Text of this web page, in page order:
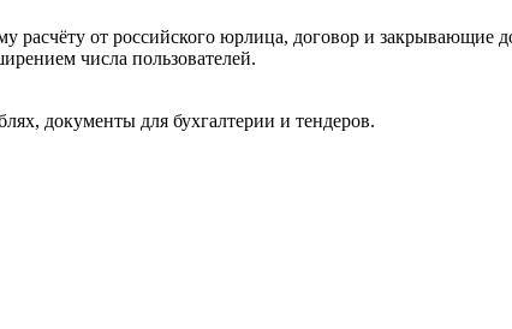
от российского юрлица, договор и закрывающие
числа пользователей.
документы для бухгалтерии и тендеров.